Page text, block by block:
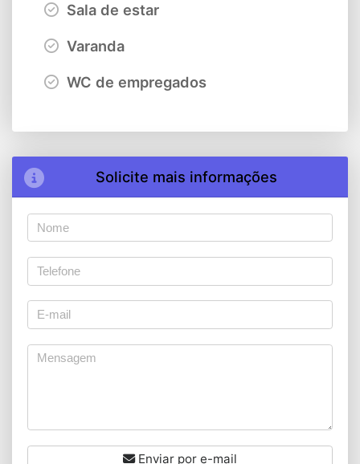
Sala de estar
Varanda
WC de empregados
Solicite mais informações
Enviar por e-mail